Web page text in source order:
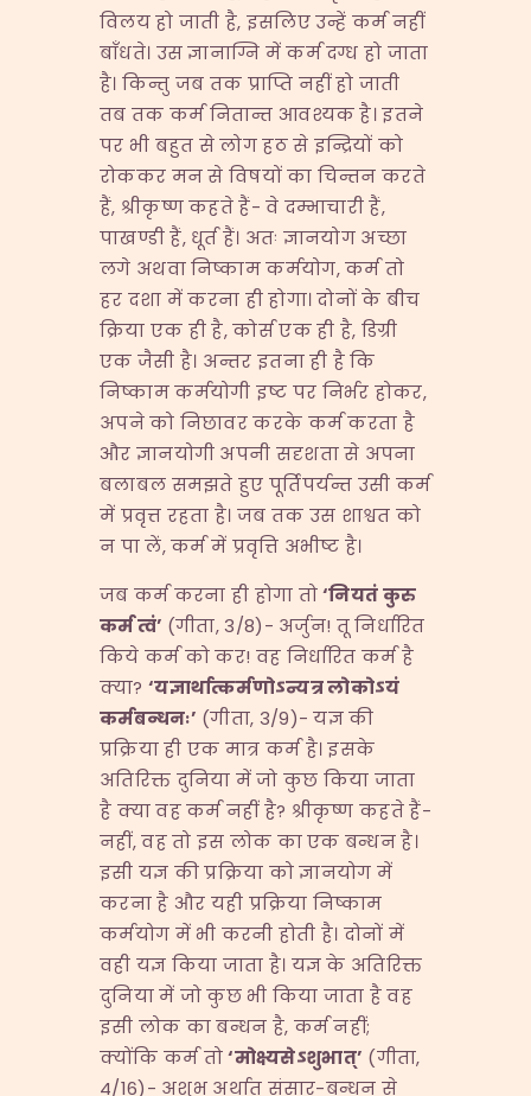
विलय हो जाती है, इसलिए उन्हें कर्म नहीं
बाँधते। उस ज्ञानाग्नि में कर्म दग्ध हो जाता
है। किन्तु जब तक प्राप्ति नहीं हो जाती
तब तक कर्म नितान्त आवश्यक है। इतने
पर भी बहुत से लोग हठ से इन्द्रियों को
रोककर मन से विषयों का चिन्तन करते
हैं, श्रीकृष्ण कहते हैं- वे दम्भाचारी हैं,
पाखण्डी हैं, धूर्त हैं। अतः ज्ञानयोग अच्छा
लगे अथवा निष्काम कर्मयोग, कर्म तो
हर दशा में करना ही होगा। दोनों के बीच
क्रिया एक ही है, कोर्स एक ही है, डिग्री
एक जैसी है। अन्तर इतना ही है कि
निष्काम कर्मयोगी इष्ट पर निर्भर होकर,
अपने को निछावर करके कर्म करता है
और ज्ञानयोगी अपनी सदृशता से अपना
बलाबल समझते हुए पूर्तिपर्यन्त उसी कर्म
में प्रवृत्त रहता है। जब तक उस शाश्वत को
न पा लें, कर्म में प्रवृत्ति अभीष्ट है।
जब कर्म करना ही होगा तो‘नियतं कुरु
कर्म त्वं’ (गीता, 3/8)- अर्जुन! तू निर्धारित
किये कर्म को कर! वह निर्धारित कर्म है
क्या? ‘यज्ञार्थात्कर्मणोऽन्यत्र लोकोऽयं
कर्मबन्धनः’ (गीता, 3/9)- यज्ञ की
प्रक्रिया ही एक मात्र कर्म है। इसके
अतिरिक्त दुनिया में जो कुछ किया जाता
है क्या वह कर्म नहीं है? श्रीकृष्ण कहते हैं-
नहीं, वह तो इस लोक का एक बन्धन है।
इसी यज्ञ की प्रक्रिया को ज्ञानयोग में
करना है और यही प्रक्रिया निष्काम
कर्मयोग में भी करनी होती है। दोनों में
वही यज्ञ किया जाता है। यज्ञ के अतिरिक्त
दुनिया में जो कुछ भी किया जाता है वह
इसी लोक का बन्धन है, कर्म नहीं;
क्योंकि कर्म तो‘मोक्ष्यसेऽशुभात्’ (गीता,
4/16)- अशुभ अर्थात् संसार-बन्धन से